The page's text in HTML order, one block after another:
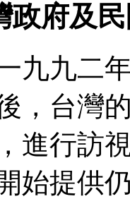
政府及
九二年
，台灣
進行訪
始提供